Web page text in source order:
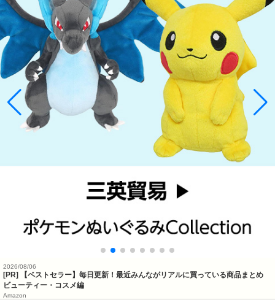
2026/08/06
[PR] 【ベストセラー】毎日更新！最近みんながリアルに買っている商品まとめ
ビューティー・コスメ編
Amazon